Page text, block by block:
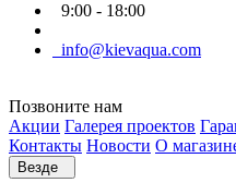
9:00 - 18:00
info@kievaqua.com
Позвоните нам
Акции Галерея проектов
Контакты Новости О
Везде